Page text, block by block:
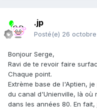
.jp
Posté(e) 26
Bonjour Serge,
Ravi de te revoir faire
Chaque point.
Extrème base de l'Aptien,
du canal d'Unienville, là où
dans les années 80. En